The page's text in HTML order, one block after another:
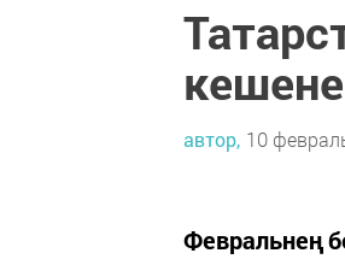
автор, 10
Февральнең